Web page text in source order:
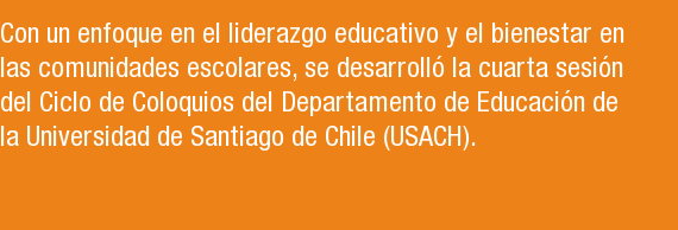
Con un enfoque en el liderazgo educativo y el bienestar en
las comunidades escolares, se desarrolló la cuarta sesión
del Ciclo de Coloquios del Departamento de Educación de
la Universidad de Santiago de Chile (USACH).